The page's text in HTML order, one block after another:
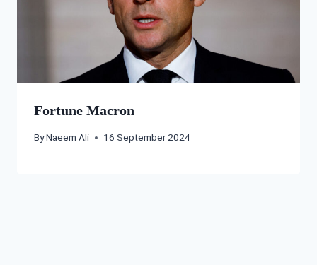
Fortune Macron
ByNaeem Ali 16 September 2024